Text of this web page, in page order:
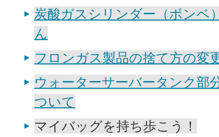
炭酸ガスシリンダー（ボンベ
ん
フロンガス製品の捨て方の変
ウォーターサーバータンク部
ついて
マイバッグを持ち歩こう！